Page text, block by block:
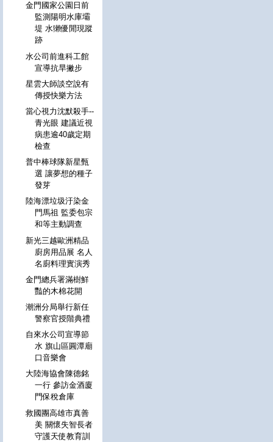
金門國家公園日前
監測陽明水庫壩
堤 水獺優閒現蹤
跡
水公司前進科工館
宣導抗旱撇步
星雲大師談空說有
傳授快樂方法
當心視力沈默殺手--
青光眼 建議近視
病患逾40歲定期
檢查
普中棒球隊新星甄
選 讓夢想的種子
發芽
陸海漂垃圾汙染金
門馬祖 監委包宗
和等主動調查
新光三越歐洲精品
廚房用品展 名人
名廚料理實演秀
金門總兵署滿樹鮮
豔的木棉花開
潮洲分局舉行新任
警察官授階典禮
自來水公司宣導節
水 旗山區圓潭廟
口音樂會
大陸海協會陳德銘
一行 參訪金酒廈
門保稅倉庫
救國團高雄市真善
美 關懷失智長者
守護天使教育訓